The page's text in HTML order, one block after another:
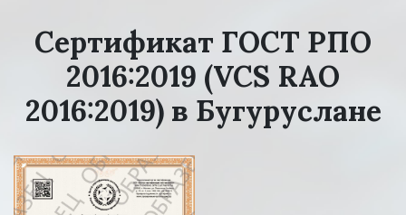
Сертификат ГОСТ РПО
2016:2019 (VCS RAO
2016:2019) в Бугуруслане